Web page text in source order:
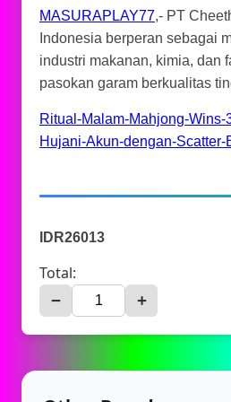
MASURAPLAY77,- PT
Indonesia berperan sebagai
industri makanan, kimia, dan
pasokan garam berkualitas
Ritual-Malam-Mahjong-Wins-
Hujani-Akun-dengan-Scatter-
IDR26013
Total:
− +